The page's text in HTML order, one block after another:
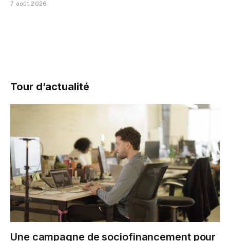
7 août 2026
Tour d’actualité
Une campagne de sociofinancement pour